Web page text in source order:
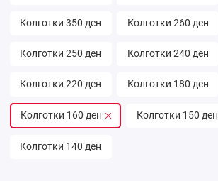
Колготки 350 ден Колготки 260 ден
Колготки 250 ден Колготки 240 ден
Колготки 220 ден Колготки 180 ден
Колготки 160 ден Колготки 150 ден
Колготки 140 ден